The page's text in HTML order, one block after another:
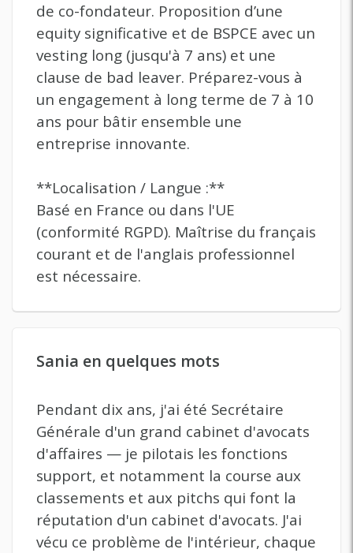
de co-fondateur. Proposition d’une
equity significative et de BSPCE avec un
vesting long (jusqu'à 7 ans) et une
clause de bad leaver. Préparez-vous à
un engagement à long terme de 7 à 10
ans pour bâtir ensemble une
entreprise innovante.
**Localisation / Langue :**
Basé en France ou dans l'UE
(conformité RGPD). Maîtrise du français
courant et de l'anglais professionnel
est nécessaire.
Sania en quelques mots
Pendant dix ans, j'ai été Secrétaire
Générale d'un grand cabinet d'avocats
d'affaires — je pilotais les fonctions
support, et notamment la course aux
classements et aux pitchs qui font la
réputation d'un cabinet d'avocats. J'ai
vécu ce problème de l'intérieur, chaque